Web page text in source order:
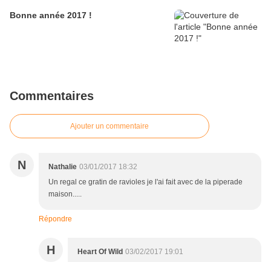
Bonne année 2017 !
Commentaires
Ajouter un commentaire
N Nathalie 03/01/2017 18:32
Un regal ce gratin de ravioles je l'ai fait avec de la piperade
maison.....
Répondre
H Heart Of Wild 03/02/2017 19:01